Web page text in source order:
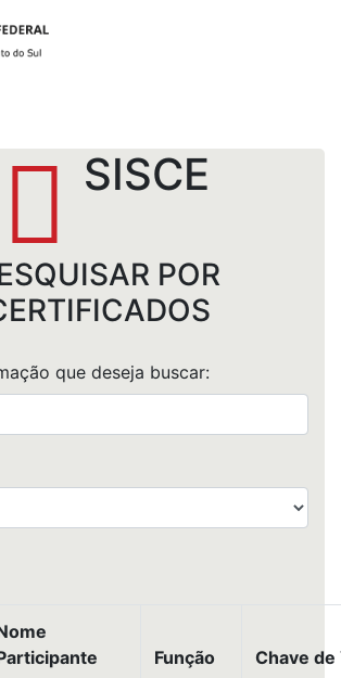
SISCE
POR
que deseja buscar:
Função Chave de